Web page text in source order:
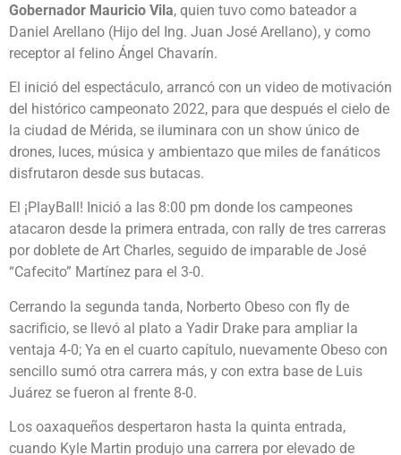
Gobernador Mauricio Vila, quien tuvo como bateador a
Daniel Arellano (Hijo del Ing. Juan José Arellano), y como
receptor al felino Ángel Chavarín.
El inició del espectáculo, arrancó con un video de motivación
del histórico campeonato 2022, para que después el cielo de
la ciudad de Mérida, se iluminara con un show único de
drones, luces, música y ambientazo que miles de fanáticos
disfrutaron desde sus butacas.
El ¡PlayBall! Inició a las 8:00 pm donde los campeones
atacaron desde la primera entrada, con rally de tres carreras
por doblete de Art Charles, seguido de imparable de José
“Cafecito” Martínez para el 3-0.
Cerrando la segunda tanda, Norberto Obeso con fly de
sacrificio, se llevó al plato a Yadir Drake para ampliar la
ventaja 4-0; Ya en el cuarto capítulo, nuevamente Obeso con
sencillo sumó otra carrera más, y con extra base de Luis
Juárez se fueron al frente 8-0.
Los oaxaqueños despertaron hasta la quinta entrada,
cuando Kyle Martin produjo una carrera por elevado de